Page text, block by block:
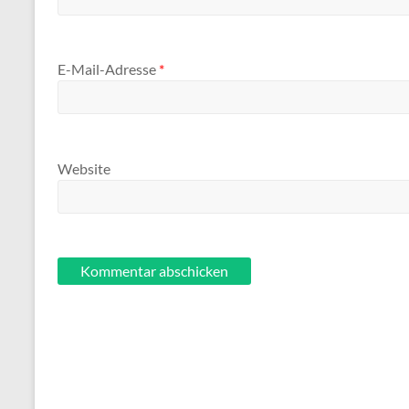
E-Mail-Adresse *
Website